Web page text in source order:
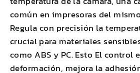
común en impresoras del
Regula con precisión la
crucial para materiales
como ABS y PC. Esto El control
deformación, mejora la